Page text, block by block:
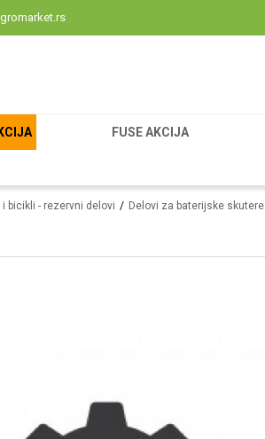
FUSE AKCIJA
i bicikli - rezervni delovi Delovi za baterijske skutere